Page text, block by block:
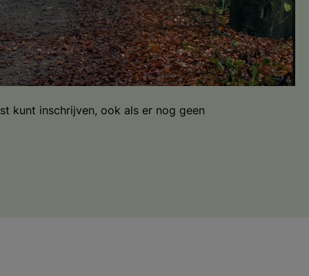
kunt inschrijven, ook als er nog geen